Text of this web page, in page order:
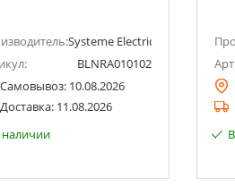
Electric)
Systeme Electric (ранее
BLNRA010102
Самовывоз: 10.08.2026
Доставка: 11.08.2026
наличии